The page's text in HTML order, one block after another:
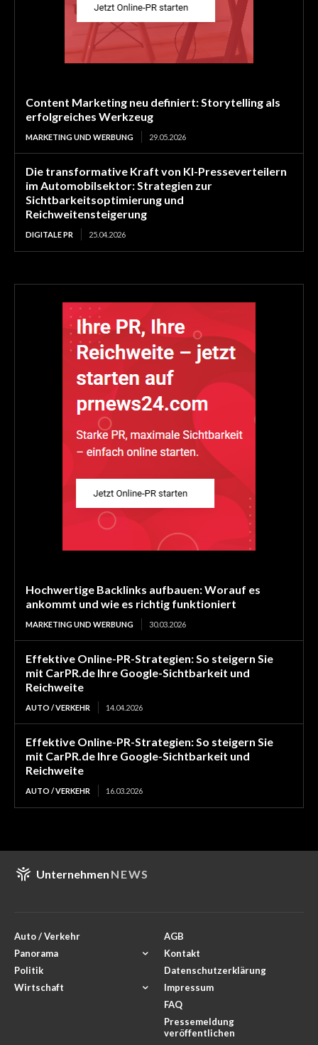
Content Marketing neu definiert: Storytelling als
erfolgreiches Werkzeug
MARKETING UND WERBUNG 29.05.2026
Die transformative Kraft von KI-Presseverteilern
im Automobilsektor: Strategien zur
Sichtbarkeitsoptimierung und
Reichweitensteigerung
DIGITALE PR 25.04.2026
Hochwertige Backlinks aufbauen: Worauf es
ankommt und wie es richtig funktioniert
MARKETING UND WERBUNG 30.03.2026
Effektive Online-PR-Strategien: So steigern Sie
mit CarPR.de Ihre Google-Sichtbarkeit und
Reichweite
AUTO / VERKEHR 14.04.2026
Effektive Online-PR-Strategien: So steigern Sie
mit CarPR.de Ihre Google-Sichtbarkeit und
Reichweite
AUTO / VERKEHR 16.03.2026
Unternehmen NEWS
Auto / Verkehr
Panorama
Politik
Wirtschaft
AGB
Kontakt
Datenschutzerklärung
Impressum
FAQ
Pressemeldung
veröffentlichen